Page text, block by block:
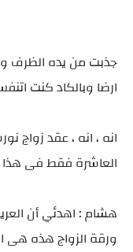
جذبت من يده الظرف
ارضا وبالكاد كنت
انه ، انه ، عقد زواج
العاشرة فقط فى هذا
هشام : اهدئي أن
ورقة الزواج هذه هى